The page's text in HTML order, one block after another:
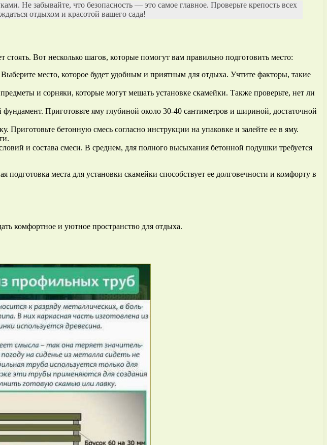
Не забывайте, что безопасность — это самое главное. Проверьте крепость всех
отдыхом и красотой вашего сада!
стоять. Вот несколько шагов, которые помогут вам правильно подготовить место:
место, которое будет удобным и приятным для отдыха. Учтите факторы, такие
и сорняки, которые могут мешать установке скамейки. Также проверьте, нет ли
Приготовьте яму глубиной около 30-40 сантиметров и шириной, достаточной
бетонную смесь согласно инструкции на упаковке и залейте ее в яму.
и состава смеси. В среднем, для полного высыхания бетонной подушки требуется
места для установки скамейки способствует ее долговечности и комфорту в
комфортное и уютное пространство для отдыха.